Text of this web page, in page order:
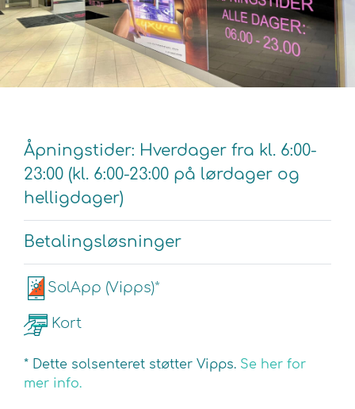
Åpningstider: Hverdager fra kl. 6:00-
23:00 (kl. 6:00-23:00 på lørdager og
helligdager)
Betalingsløsninger
SolApp (Vipps)*
Kort
* Dette solsenteret støtter Vipps. Se her for
mer info.